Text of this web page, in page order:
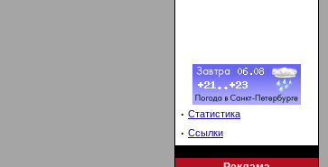
· Статистика
· Ссылки